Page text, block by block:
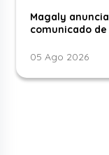
Magaly
comunicado de
05 Ago 2026